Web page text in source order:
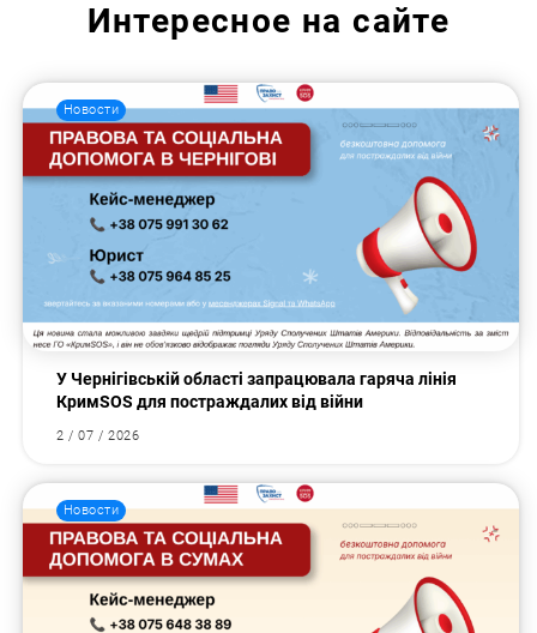
Интересное на сайте
Новости
У Чернігівській області запрацювала гаряча лінія
КримSOS для постраждалих від війни
2 / 07 / 2026
Новости